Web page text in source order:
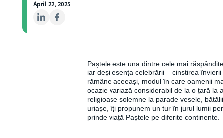
April 22, 2025
Paștele este una dintre cele mai
iar deși esența celebrării – cinstirea
rămâne aceeași, modul în care oamenii
ocazie variază considerabil de la o țară la
religioase solemne la parade vesele,
uriașe, îți propunem un tur în jurul lumii
prinde viață Paștele pe diferite continente.